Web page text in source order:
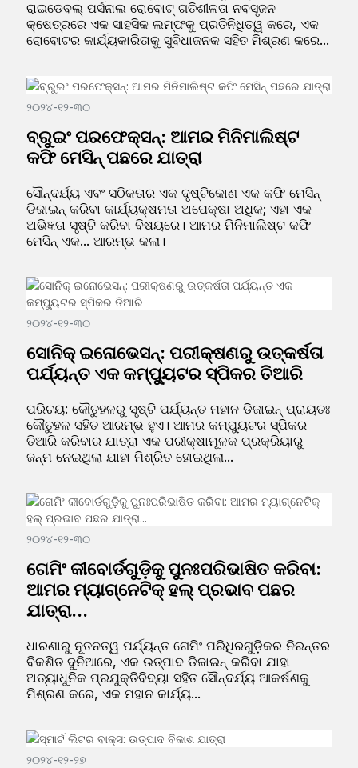
ରାଇଡେବଲ୍ ପର୍ସନାଲ ରୋବୋଟ୍ ଗତିଶୀଳତା ନବସୃଜନ
କ୍ଷେତ୍ରରେ ଏକ ସାହସିକ ଲମ୍ଫକୁ ପ୍ରତିନିଧିତ୍ୱ କରେ, ଏକ
ରୋବୋଟର କାର୍ଯ୍ୟକାରିତାକୁ ସୁବିଧାଜନକ ସହିତ ମିଶ୍ରଣ କରେ...
୨୦୨୪-୧୨-୩୦
ବ୍ରୁଇଂ ପରଫେକ୍ସନ୍: ଆମର ମିନିମାଲିଷ୍ଟ
କଫି ମେସିନ୍ ପଛରେ ଯାତ୍ରା
ସୌନ୍ଦର୍ଯ୍ୟ ଏବଂ ସଠିକତାର ଏକ ଦୃଷ୍ଟିକୋଣ ଏକ କଫି ମେସିନ୍
ଡିଜାଇନ୍ କରିବା କାର୍ଯ୍ୟକ୍ଷମତା ଅପେକ୍ଷା ଅଧିକ; ଏହା ଏକ
ଅଭିଜ୍ଞତା ସୃଷ୍ଟି କରିବା ବିଷୟରେ। ଆମର ମିନିମାଲିଷ୍ଟ କଫି
ମେସିନ୍ ଏକ... ଆରମ୍ଭ କଲା।
୨୦୨୪-୧୨-୩୦
ସୋନିକ୍ ଇନୋଭେସନ୍: ପରୀକ୍ଷଣରୁ ଉତ୍କର୍ଷତା
ପର୍ଯ୍ୟନ୍ତ ଏକ କମ୍ପ୍ୟୁଟର ସ୍ପିକର ତିଆରି
ପରିଚୟ: କୌତୁହଳରୁ ସୃଷ୍ଟି ପର୍ଯ୍ୟନ୍ତ ମହାନ ଡିଜାଇନ୍ ପ୍ରାୟତଃ
କୌତୁହଳ ସହିତ ଆରମ୍ଭ ହୁଏ। ଆମର କମ୍ପ୍ୟୁଟର ସ୍ପିକର
ତିଆରି କରିବାର ଯାତ୍ରା ଏକ ପରୀକ୍ଷାମୂଳକ ପ୍ରକ୍ରିୟାରୁ
ଜନ୍ମ ନେଇଥିଲା ଯାହା ମିଶ୍ରିତ ହୋଇଥିଲା...
୨୦୨୪-୧୨-୩୦
ଗେମିଂ କୀବୋର୍ଡଗୁଡ଼ିକୁ ପୁନଃପରିଭାଷିତ କରିବା:
ଆମର ମ୍ୟାଗ୍ନେଟିକ୍ ହଲ୍ ପ୍ରଭାବ ପଛର
ଯାତ୍ରା...
ଧାରଣାରୁ ନୂତନତ୍ୱ ପର୍ଯ୍ୟନ୍ତ ଗେମିଂ ପରିଧିରଗୁଡ଼ିକର ନିରନ୍ତର
ବିକଶିତ ଦୁନିଆରେ, ଏକ ଉତ୍ପାଦ ଡିଜାଇନ୍ କରିବା ଯାହା
ଅତ୍ୟାଧୁନିକ ପ୍ରଯୁକ୍ତିବିଦ୍ୟା ସହିତ ସୌନ୍ଦର୍ଯ୍ୟ ଆକର୍ଷଣକୁ
ମିଶ୍ରଣ କରେ, ଏକ ମହାନ କାର୍ଯ୍ୟ...
୨୦୨୪-୧୨-୨୭